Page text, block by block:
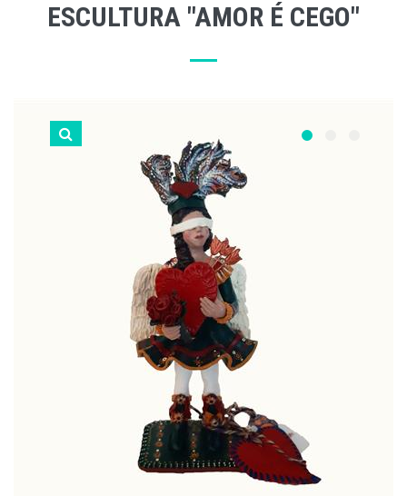
ESCULTURA "AMOR É CEGO"